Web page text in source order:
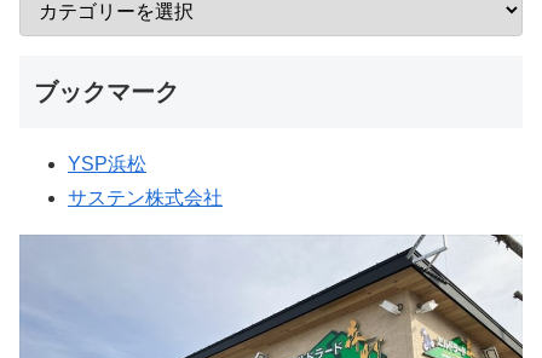
ブックマーク
YSP浜松
サステン株式会社